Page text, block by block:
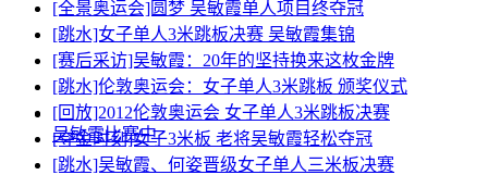
吴敏霞比赛中
[全景奥运会]圆梦 吴敏霞单人项目终夺冠
[跳水]女子单人3米跳板决赛 吴敏霞集锦
[赛后采访]吴敏霞：20年的坚持换来这枚金牌
[跳水]伦敦奥运会：女子单人3米跳板 颁奖仪式
[回放]2012伦敦奥运会 女子单人3米跳板决赛
[夺金时刻]女子3米板 老将吴敏霞轻松夺冠
[跳水]吴敏霞、何姿晋级女子单人三米板决赛